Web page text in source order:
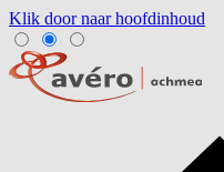
Klik door naar hoofdinhoud